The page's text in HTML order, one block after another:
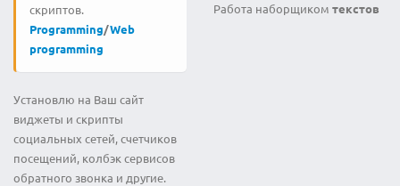
скриптов.
Programming/Web
programming
Установлю на Ваш сайт
виджеты и скрипты
социальных сетей, счетчиков
посещений, колбэк сервисов
обратного звонка и другие.
Работа наборщиком текстов